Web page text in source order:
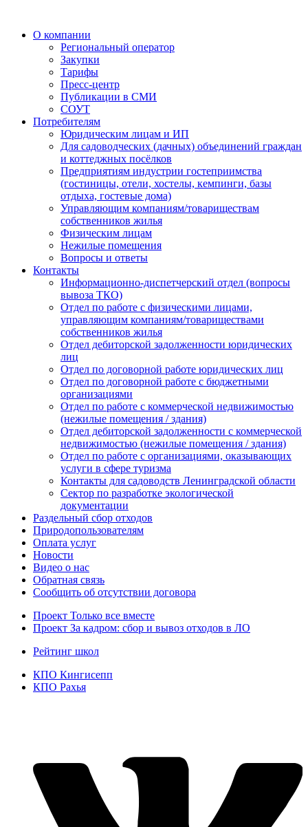
О компании
Региональный оператор
Закупки
Тарифы
Пресс-центр
Публикации в СМИ
СОУТ
Потребителям
Юридическим лицам и ИП
Для садоводческих (дачных) объединений граждан
и коттеджных посёлков
Предприятиям индустрии гостеприимства
(гостиницы, отели, хостелы, кемпинги, базы
отдыха, гостевые дома)
Управляющим компаниям/товариществам
собственников жилья
Физическим лицам
Нежилые помещения
Вопросы и ответы
Контакты
Информационно-диспетчерский отдел (вопросы
вывоза ТКО)
Отдел по работе с физическими лицами,
управляющим компаниям/товариществами
собственников жилья
Отдел дебиторской задолженности юридических
лиц
Отдел по договорной работе юридических лиц
Отдел по договорной работе с бюджетными
организациями
Отдел по работе с коммерческой недвижимостью
(нежилые помещения / здания)
Отдел дебиторской задолженности с коммерческой
недвижимостью (нежилые помещения / здания)
Отдел по работе с организациями, оказывающих
услуги в сфере туризма
Контакты для садоводств Ленинградской области
Сектор по разработке экологической
документации
Раздельный сбор отходов
Природопользователям
Оплата услуг
Новости
Видео о нас
Обратная связь
Сообщить об отсутствии договора
Проект Только все вместе
Проект За кадром: сбор и вывоз отходов в ЛО
Рейтинг школ
КПО Кингисепп
КПО Рахья